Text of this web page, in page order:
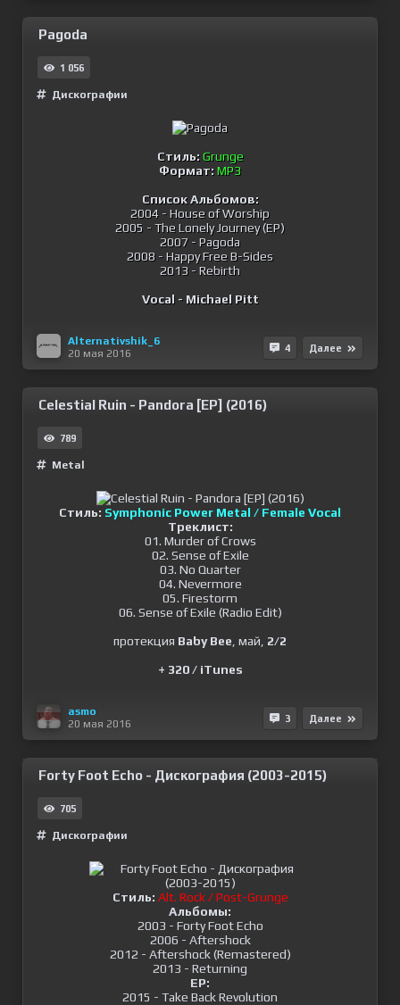
Pagoda
1 056
Дискографии
Стиль: Grunge
Формат:MP3
Список Альбомов:
2004 - House of Worship
2005 - The Lonely Journey (EP)
2007 - Pagoda
2008 - Happy Free B-Sides
2013 - Rebirth
Vocal - Michael Pitt
Alternativshik_6
20 мая 2016
4 Далее
Celestial Ruin - Pandora [EP] (2016)
789
Metal
Стиль: Symphonic Power Metal / Female Vocal
Треклист:
01. Murder of Crows
02. Sense of Exile
03. No Quarter
04. Nevermore
05. Firestorm
06. Sense of Exile (Radio Edit)
протекция Baby Bee , май, 2/2
+ 320 / iTunes
asmo
20 мая 2016
3 Далее
Forty Foot Echo - Дискография (2003-2015)
705
Дискографии
Стиль: Alt. Rock / Post-Grunge
Альбомы:
2003 - Forty Foot Echo
2006 - Aftershock
2012 - Aftershock (Remastered)
2013 - Returning
EP:
2015 - Take Back Revolution